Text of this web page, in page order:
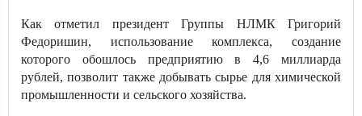
Как отметил президент Группы НЛМК Григорий
Федоришин, использование комплекса, создание
которого обошлось предприятию в 4,6 миллиарда
рублей, позволит также добывать сырье для химической
промышленности и сельского хозяйства.